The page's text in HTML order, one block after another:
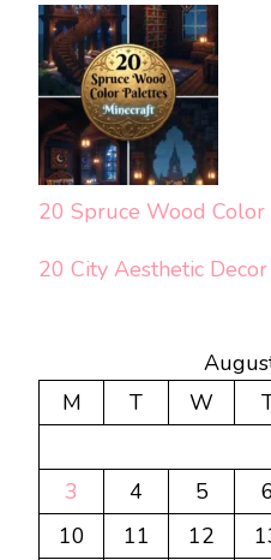
20 Spruce Wood
20 City Aesthetic
M
T W
3
4 5
10
11 12